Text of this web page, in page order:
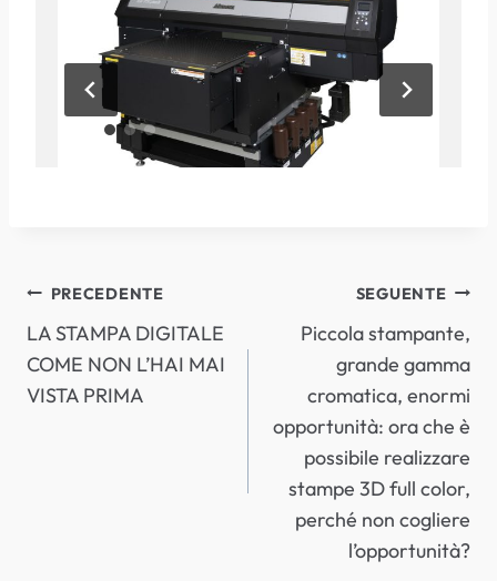
NAVIGAZIONE
ARTICOLI
PRECEDENTE
LA STAMPA DIGITALE
COME NON L’HAI MAI
VISTA PRIMA
SEGUENTE
Piccola stampante,
grande gamma
cromatica, enormi
opportunità: ora che è
possibile realizzare
stampe 3D full color,
perché non cogliere
l’opportunità?